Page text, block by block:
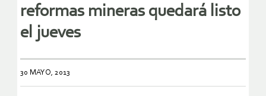
reformas mineras quedará listo
el jueves
30 MAYO, 2013